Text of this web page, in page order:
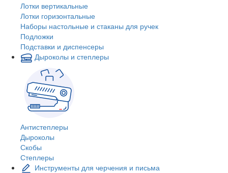
Лотки вертикальные
Лотки горизонтальные
Наборы настольные и стаканы для ручек
Подложки
Подставки и диспенсеры
Дыроколы и степлеры
Антистеплеры
Дыроколы
Скобы
Степлеры
Инструменты для черчения и письма